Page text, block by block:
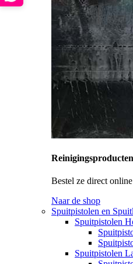
Bestel ze direct
Naar de shop
Spuitpistolen en
Spuitpistolen
Spuitpistolen